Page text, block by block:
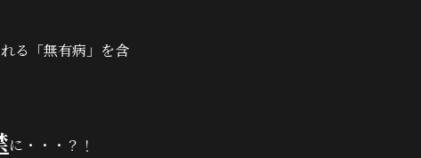
る「無有病」を含
に・・・？！